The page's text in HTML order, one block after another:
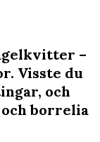
–
Visste du
och
och borrelia